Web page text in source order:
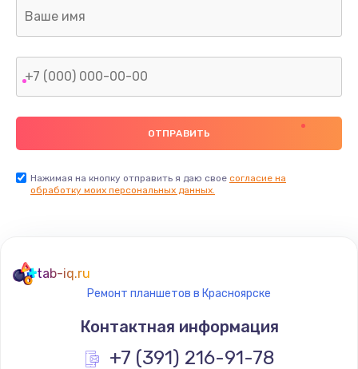
Нажимая на кнопку отправить я даю свое согласие на
обработку моих персональных данных.
tab-iq.ru
Ремонт планшетов в Красноярске
Контактная информация
+7 (391) 216-91-78